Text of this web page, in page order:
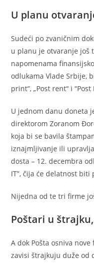
U planu
Sudeći po zvaničnim
u planu je otvaranje još
napomenama
odlukama Vlade Srbije,
print“, „Post rent“ i “Post
U jednom danu doneta
direktorom Zoranom
koja bi se bavila
iznajmljivanje ili
dosta – 12. decembra
IT”, čija će delatnost
Nijedna od te tri firme
Poštari u
A dok Pošta osniva
zavisi štrajkuju duže od